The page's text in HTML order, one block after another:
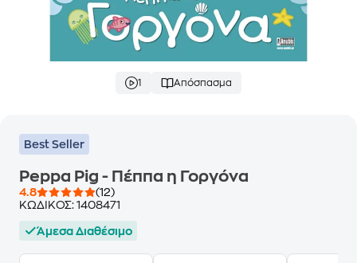
1 Απόσπασμα
Best Seller
Peppa Pig - Πέππα η Γοργόνα
4.8
(12)
ΚΩΔΙΚΟΣ: 1408471
Άμεσα Διαθέσιμο